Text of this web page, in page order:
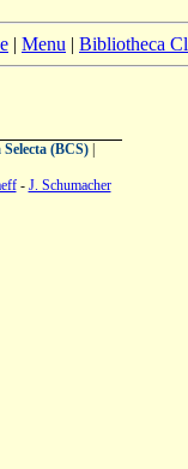
| Menu | Bibliotheca
(BCS)|
- J. Schumacher